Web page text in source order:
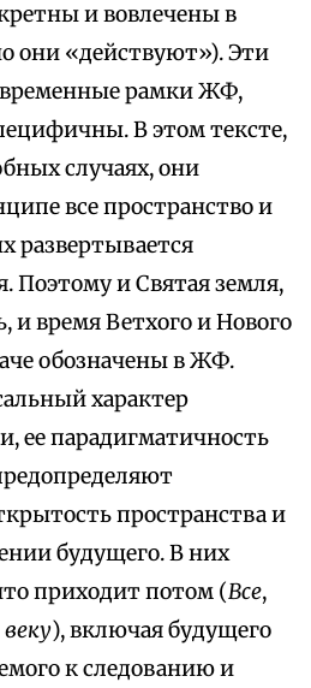
и вовлечены в
они «действуют»). Эти
рамки ЖФ,
В этом тексте,
случаях, они
все пространство и
развертывается
Поэтому и Святая земля,
и время Ветхого и Нового
обозначены в ЖФ.
характер
ее парадигматичность
пространства и
будущего. В них
приходит потом (Все,
), включая будущего
к следованию и